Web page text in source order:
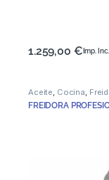
1.259,00 € Imp. Inc.
Aceite Cocina
FREIDORA